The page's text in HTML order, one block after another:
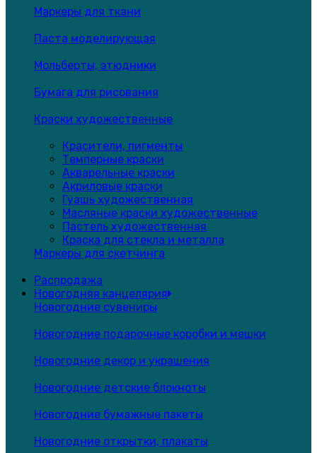
Маркеры для ткани
Паста моделирующая
Мольберты, этюдники
Бумага для рисования
Краски художественные
Красители, пигменты
Темперные краски
Акварельные краски
Акриловые краски
Гуашь художественная
Масляные краски художественные
Пастель художественная
Краска для стекла и металла
Маркеры для скетчинга
Распродажа
Новогодняя канцелярия
Новогодние сувениры
Новогодние подарочные коробки и мешки
Новогодние декор и украшения
Новогодние детские блокноты
Новогодние бумажные пакеты
Новогодние открытки, плакаты